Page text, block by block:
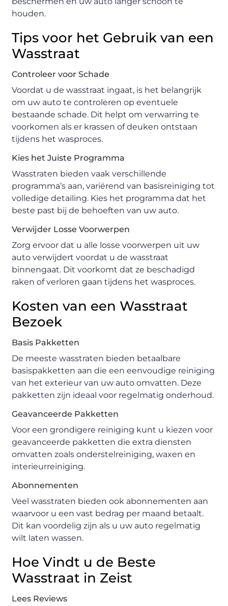
houden.
Tips voor het Gebruik van een
Wasstraat
Controleer voor Schade
Voordat u de wasstraat ingaat, is het belangrijk
om uw auto te controleren op eventuele
bestaande schade. Dit helpt om verwarring te
voorkomen als er krassen of deuken ontstaan
tijdens het wasproces.
Kies het Juiste Programma
Wasstraten bieden vaak verschillende
programma’s aan, variërend van basisreiniging tot
volledige detailing. Kies het programma dat het
beste past bij de behoeften van uw auto.
Verwijder Losse Voorwerpen
Zorg ervoor dat u alle losse voorwerpen uit uw
auto verwijdert voordat u de wasstraat
binnengaat. Dit voorkomt dat ze beschadigd
raken of verloren gaan tijdens het wasproces.
Kosten van een Wasstraat
Bezoek
Basis Pakketten
De meeste wasstraten bieden betaalbare
basispakketten aan die een eenvoudige reiniging
van het exterieur van uw auto omvatten. Deze
pakketten zijn ideaal voor regelmatig onderhoud.
Geavanceerde Pakketten
Voor een grondigere reiniging kunt u kiezen voor
geavanceerde pakketten die extra diensten
omvatten zoals onderstelreiniging, waxen en
interieurreiniging.
Abonnementen
Veel wasstraten bieden ook abonnementen aan
waarvoor u een vast bedrag per maand betaalt.
Dit kan voordelig zijn als u uw auto regelmatig
wilt laten wassen.
Hoe Vindt u de Beste
Wasstraat in Zeist
Lees Reviews